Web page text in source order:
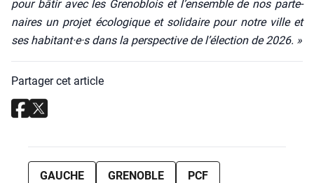
pour bâtir avec les Gre­no­blois et l’ensemble de nos par­te­
naires un pro­jet éco­lo­gique et soli­daire pour notre ville et
ses habitant·e·s dans la pers­pec­tive de l’élection de 2026. »
Partager cet article
GAUCHE GRENOBLE PCF